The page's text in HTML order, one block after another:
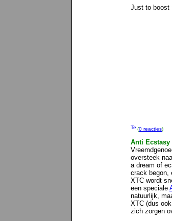
Just to boost
(0 reacties)
Anti Ecstasy
oversteek
a dream of
crack begon,
XTC wordt
een speciale
natuurlijk,
XTC (dus
zich zorgen